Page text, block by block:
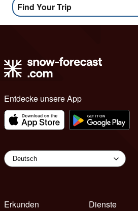
Find Your Trip
Entdecke unsere App
Erkunden
Dienste